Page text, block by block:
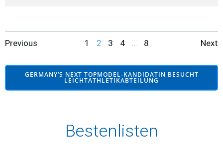
Posts
navigation
Previous
Posts
navigation
Page
1 Page
2 Page
3 Page
4 … Page
8 Next
GERMANY’S NEXT TOPMODEL-KANDIDATIN BESUCHT
LEICHTATHLETIKABTEILUNG
Bestenlisten